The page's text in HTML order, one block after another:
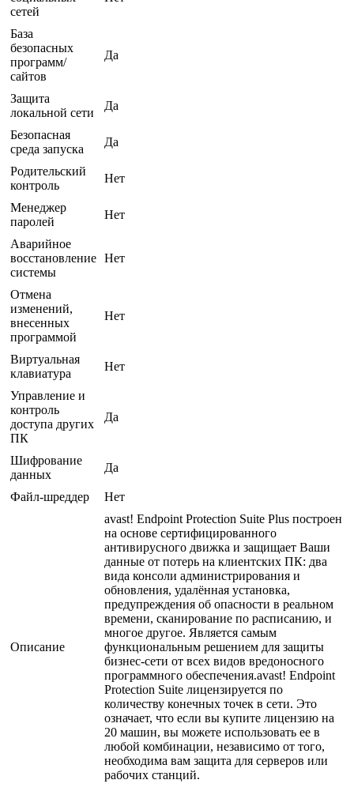
сетей
База
безопасных
программ/
сайтов
Да
Защита
локальной сети
Да
Безопасная
среда запуска
Да
Родительский
контроль
Нет
Менеджер
паролей
Нет
Аварийное
восстановление
системы
Нет
Отмена
изменений,
внесенных
программой
Нет
Виртуальная
клавиатура
Нет
Управление и
контроль
доступа других
ПК
Да
Шифрование
данных
Да
Файл-шреддер Нет
Описание
avast! Endpoint Protection Suite Plus построен
на основе сертифицированного
антивирусного движка и защищает Ваши
данные от потерь на клиентских ПК: два
вида консоли администрирования и
обновления, удалённая установка,
предупреждения об опасности в реальном
времени, сканирование по расписанию, и
многое другое. Является самым
функциональным решением для защиты
бизнес-сети от всех видов вредоносного
программного обеспечения.avast! Endpoint
Protection Suite лицензируется по
количеству конечных точек в сети. Это
означает, что если вы купите лицензию на
20 машин, вы можете использовать ее в
любой комбинации, независимо от того,
необходима вам защита для серверов или
рабочих станций.